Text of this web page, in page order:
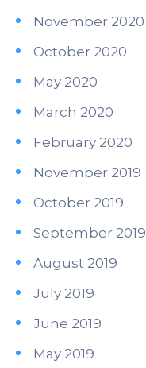
November 2020
October 2020
May 2020
March 2020
February 2020
November 2019
October 2019
September 2019
August 2019
July 2019
June 2019
May 2019